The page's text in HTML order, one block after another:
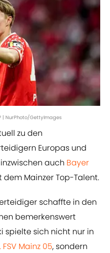
| NurPhoto/GettyImages
zu den
Europas und
auch Bayer
dem Mainzer Top-Talent.
schaffte in den
bemerkenswert
spielte sich nicht nur in
FSV Mainz 05, sondern